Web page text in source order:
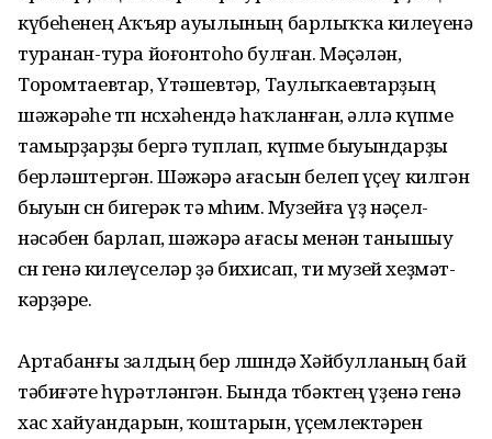
күбеһенең Аҡъяр ауылының барлыҡҡа килеүенә
туранан-тура йоғон­тоһо булған. Мәҫәлән,
Торомтаевтар, Үтәшевтәр, Таулыҡаев­тарҙың
шәжәрәһе төп нөсхә­һендә һаҡланған, әллә күпме
тамырҙарҙы бергә туплап, күпме быуындарҙы
берләш­тергән. Шәжәрә ағасын белеп үҫеү кил­гән
быуын өсөн бигерәк тә мө­һим. Музейға үҙ нәҫел-
нәсәбен барлап, шәжәрә ағасы менән танышыу
өсөн генә килеүселәр ҙә бихисап, ти музей хеҙмәт­
кәрҙәре.
Артабанғы залдың бер өлө­шөндә Хәйбулланың бай
тәби­ғәте һүрәтләнгән. Бында төбәк­тең үҙенә генә
хас хайуандарын, ҡоштарын, үҫемлек­тәрен